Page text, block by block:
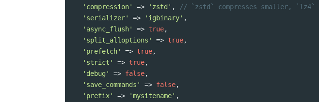
'compression'
=> 'zstd' , // `zstd` compresses smaller, `lz4`
'serializer'
=> 'igbinary' ,
'async_flush'
=> true,
'split_alloptions'
=> true,
'prefetch'
=> true,
'strict'
=> true,
'debug'
=> false,
'save_commands'
=> false,
'prefix'
=> 'mysitename' ,